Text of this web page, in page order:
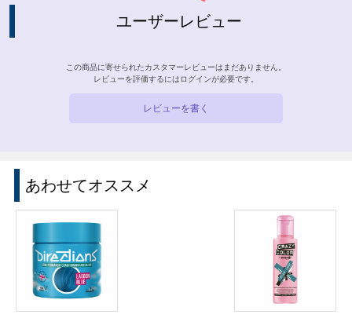
ユーザーレビュー
この商品に寄せられたカスタマーレビューはまだありません。
レビューを評価するには ログインが必要です。
レビューを書く
あわせてオススメ